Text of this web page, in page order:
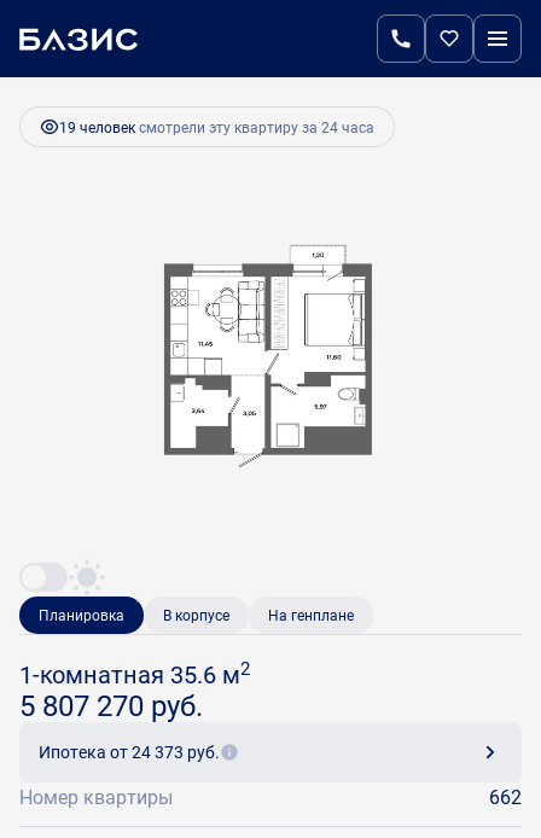
1-комнатная 5 807 270 руб.
Ипотекаот 24 373 руб.
19 человексмотрели эту квартиру за 24 часа
Планировка В корпусе На генплане
1-комнатная 35.6 м2
5 807 270 руб.
Ипотека от 24 373 руб.
Номер квартиры 662